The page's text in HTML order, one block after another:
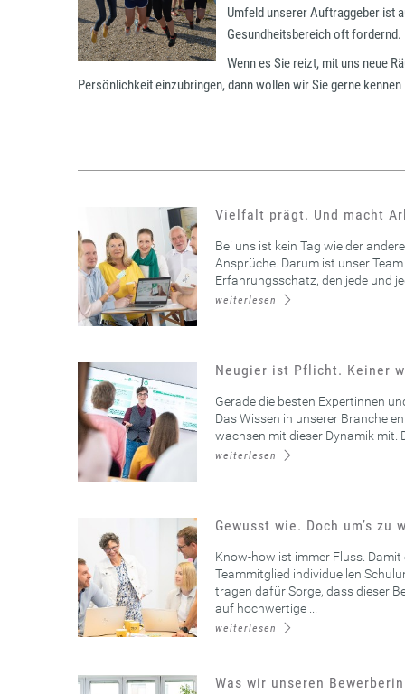
Umfeld unserer Auftraggeber ist
Gesundheitsbereich oft
Wenn es Sie reizt, mit uns neue
Persönlichkeit einzubringen, dann wollen wir Sie gerne kennen
Vielfalt prägt. Und macht
Bei uns ist kein Tag wie der
Ansprüche. Darum ist unser
Erfahrungsschatz, den jede und
weiterlesen
Neugier ist Pflicht. Keiner
Gerade die besten Expertinnen
Das Wissen in unserer Branche
wachsen mit dieser Dynamik mit.
weiterlesen
Gewusst wie. Doch um’s zu
Know-how ist immer Fluss.
Teammitglied individuellen
tragen dafür Sorge, dass dieser
auf hochwertige ...
weiterlesen
Was wir unseren